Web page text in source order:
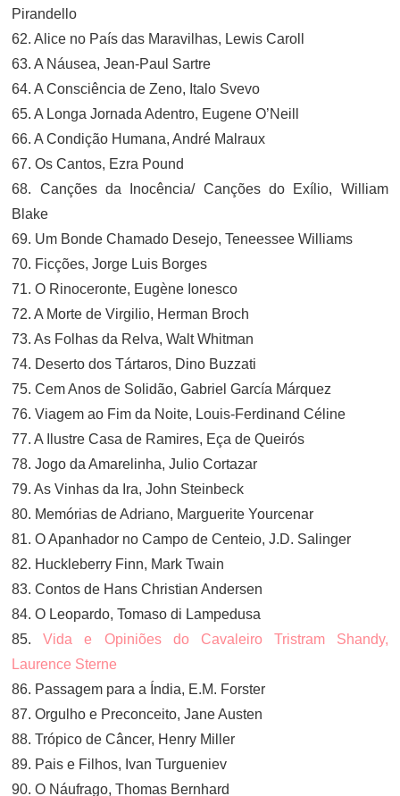
Pirandello
62. Alice no País das Maravilhas, Lewis Caroll
63. A Náusea, Jean-Paul Sartre
64. A Consciência de Zeno, Italo Svevo
65. A Longa Jornada Adentro, Eugene O’Neill
66. A Condição Humana, André Malraux
67. Os Cantos, Ezra Pound
68. Canções da Inocência/ Canções do Exílio, William
Blake
69. Um Bonde Chamado Desejo, Teneessee Williams
70. Ficções, Jorge Luis Borges
71. O Rinoceronte, Eugène Ionesco
72. A Morte de Virgilio, Herman Broch
73. As Folhas da Relva, Walt Whitman
74. Deserto dos Tártaros, Dino Buzzati
75. Cem Anos de Solidão, Gabriel García Márquez
76. Viagem ao Fim da Noite, Louis-Ferdinand Céline
77. A Ilustre Casa de Ramires, Eça de Queirós
78. Jogo da Amarelinha, Julio Cortazar
79. As Vinhas da Ira, John Steinbeck
80. Memórias de Adriano, Marguerite Yourcenar
81. O Apanhador no Campo de Centeio, J.D. Salinger
82. Huckleberry Finn, Mark Twain
83. Contos de Hans Christian Andersen
84. O Leopardo, Tomaso di Lampedusa
85.Vida e Opiniões do Cavaleiro Tristram Shandy,
Laurence Sterne
86. Passagem para a Índia, E.M. Forster
87. Orgulho e Preconceito, Jane Austen
88. Trópico de Câncer, Henry Miller
89. Pais e Filhos, Ivan Turgueniev
90. O Náufrago, Thomas Bernhard